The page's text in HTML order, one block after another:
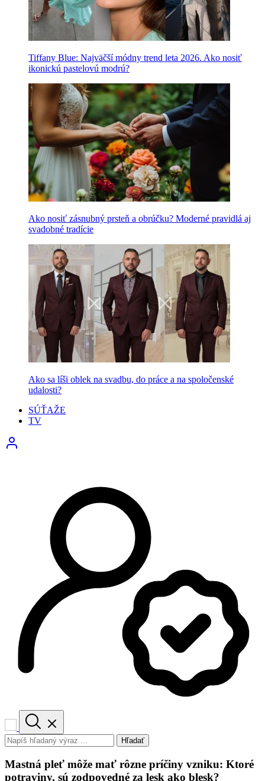
Tiffany Blue: Najväčší módny trend leta 2026. Ako nosiť
ikonickú pastelovú modrú?
Ako nosiť zásnubný prsteň a obrúčku? Moderné pravidlá aj
svadobné tradície
Ako sa líši oblek na svadbu, do práce a na spoločenské
udalosti?
SÚŤAŽE
TV
Hľadať
Mastná pleť môže mať rôzne príčiny vzniku: Ktoré
potraviny, sú zodpovedné za lesk ako blesk?